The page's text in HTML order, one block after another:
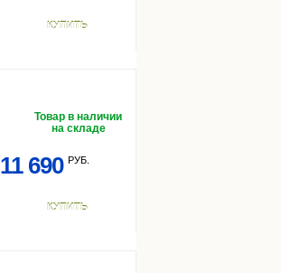
КУПИТЬ
Товар в наличии
на складе
11 690 РУБ.
КУПИТЬ